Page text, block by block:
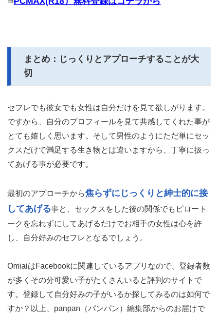
まとめ：じっくりとアプローチすることが大
切
セフレでも彼女でも女性は自分だけを見て欲しがります。
ですから、自分のプロフィールを見て共感してくれた事が
とても嬉しく思います。そして男性のようにただ単にセッ
クスだけで満足する生き物とは違いますから、丁寧に扱っ
てあげる事が必要です。
最初のアプローチから焦らずにじっくりと紳士的に接
してあげる事と、セックスをした後の関係でもピロート
ークを忘れずにしてあげるだけでお相手の女性は心を許
し、自分好みのセフレとなるでしょう。
OmiaiはFacebookに関連しているアプリなので、登録者数
が多くその分可愛い子がたくさんいると評判のサイトで
す。登録して自分好みの子がいるか探してみるのは如何で
すか？以上、panpan（パンパン）編集部からのお届けで